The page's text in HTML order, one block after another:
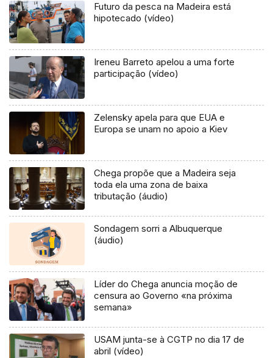
Futuro da pesca na Madeira está
hipotecado (vídeo)
Ireneu Barreto apelou a uma forte
participação (vídeo)
Zelensky apela para que EUA e
Europa se unam no apoio a Kiev
Chega propõe que a Madeira seja
toda ela uma zona de baixa
tributação (áudio)
Sondagem sorri a Albuquerque
(áudio)
Líder do Chega anuncia moção de
censura ao Governo «na próxima
semana»
USAM junta-se à CGTP no dia 17 de
abril (vídeo)